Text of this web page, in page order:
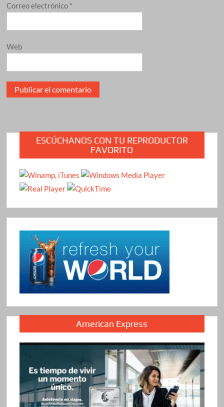
Correo electrónico *
Web
ESCÚCHANOS CON TU REPRODUCTOR
FAVORITO
American Express